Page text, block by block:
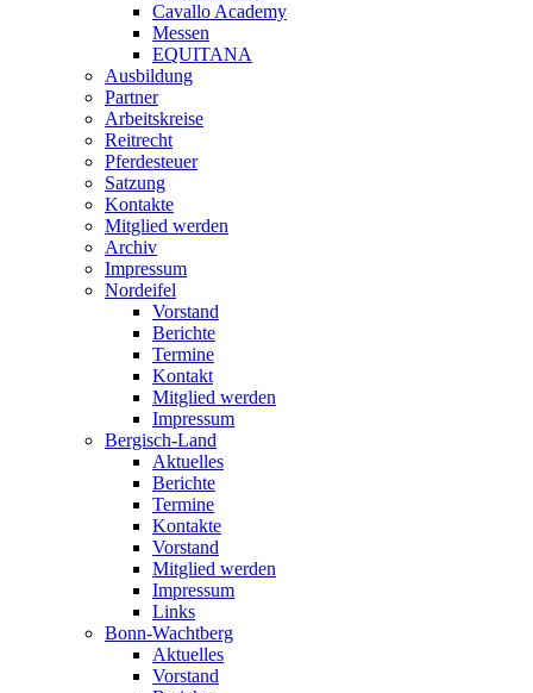
Cavallo Academy
Messen
EQUITANA
Ausbildung
Partner
Arbeitskreise
Reitrecht
Pferdesteuer
Satzung
Kontakte
Mitglied werden
Archiv
Impressum
Nordeifel
Vorstand
Berichte
Termine
Kontakt
Mitglied werden
Impressum
Bergisch-Land
Aktuelles
Berichte
Termine
Kontakte
Vorstand
Mitglied werden
Impressum
Links
Bonn-Wachtberg
Aktuelles
Vorstand